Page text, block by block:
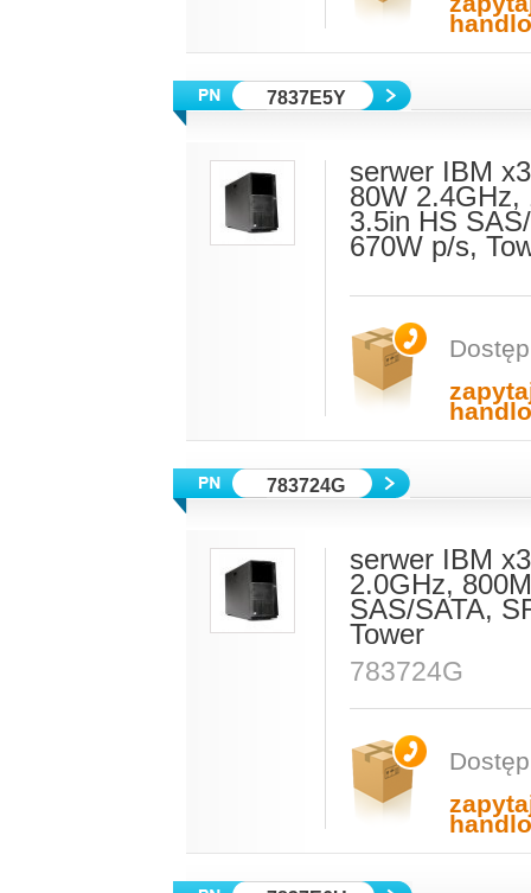
7837E5Y
serwer IBM
80W 2.4GHz,
3.5in HS
670W p/s,
783724G
serwer IBM
2.0GHz,
SAS/SATA,
Tower
783724G